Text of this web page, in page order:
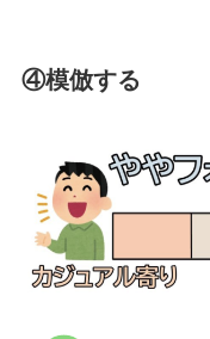
④模倣する